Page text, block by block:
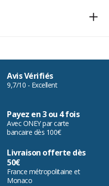
Avis Vérifiés
9,7/10 - Excellent
Payez en 3 ou 4 fois
Avec ONEY par carte
bancaire dès 100€
Livraison offerte dès
50€
France métropolitaine et
Monaco